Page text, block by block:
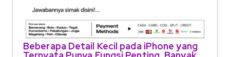
Beberapa Detail Kecil pada iPhone yang